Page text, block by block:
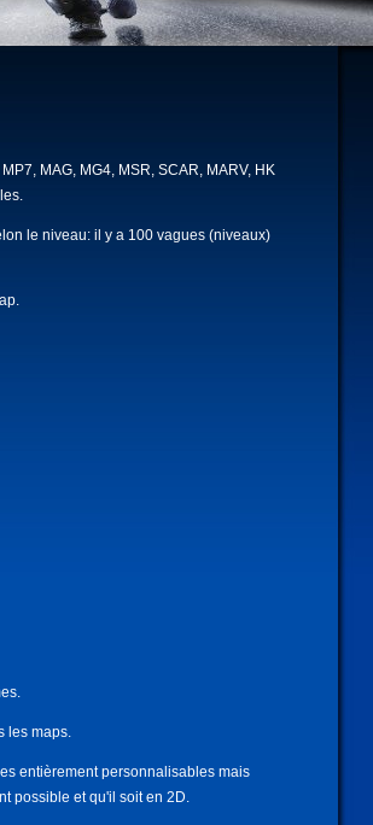
MAG, MG4, MSR, SCAR, MARV, HK
le niveau: il y a 100 vagues (niveaux)
les maps.
entièrement personnalisables mais
possible et qu'il soit en 2D.